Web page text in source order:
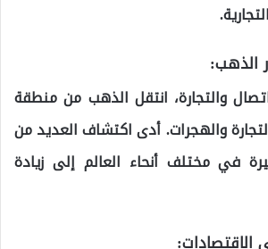
الذهب:
والتجارة، انتقل الذهب من منطقة
والهجرات. أدى اكتشاف العديد من
في مختلف أنحاء العالم إلى زيادة
الاقتصادات: